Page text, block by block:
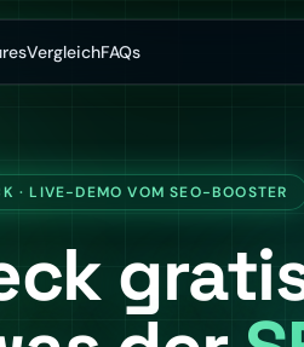
VergleichFAQs
· LIVE-DEMO VOM SEO-BOOSTER